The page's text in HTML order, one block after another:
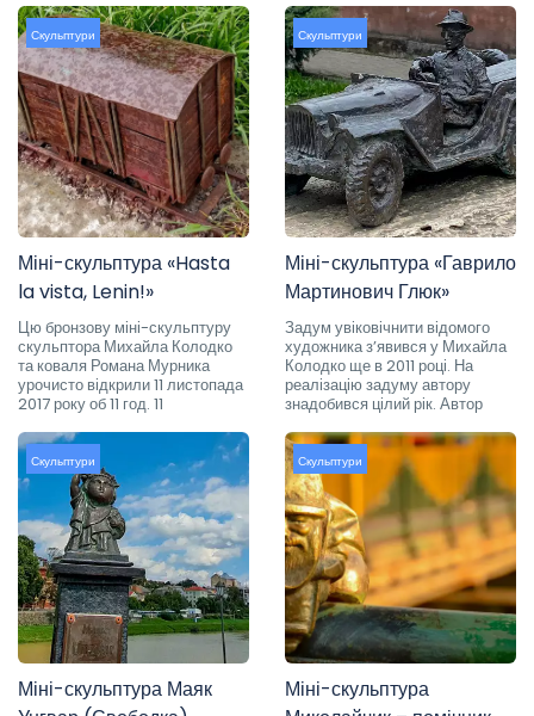
Скульптури
Міні-скульптура «Hasta
la vista, Lenin!»
Цю бронзову міні-скульптуру
скульптора Михайла Колодко
та коваля Романа Мурника
урочисто відкрили 11 листопада
2017 року об 11 год. 11
Скульптури
Міні-скульптура «Гаврило
Мартинович Глюк»
Задум увіковічнити відомого
художника з’явився у Михайла
Колодко ще в 2011 році. На
реалізацію задуму автору
знадобився цілий рік. Автор
Скульптури
Міні-скульптура Маяк
Скульптури
Міні-скульптура